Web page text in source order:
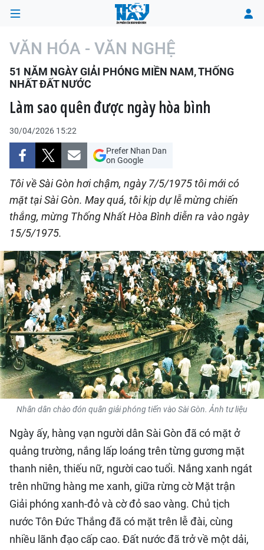
TRANG CHỦ
THỜI SỰ
CHÍNH TRỊ
XÃ HỘI
KINH TẾ
ĐÔ THỊ
VĂN HÓA - VĂN NGHỆ
QUỐC TẾ
THỂ THAO
DU LỊCH
HỒ SƠ - TƯ LIỆU
NHÂN DÂN ĐIỆN TỬ
NHÂN DÂN HẰNG THÁNG
NHÂN DÂN CUỐI TUẦN
VĂN HÓA - VĂN NGHỆ
51 NĂM NGÀY GIẢI PHÓNG MIỀN NAM, THỐNG
NHẤT ĐẤT NƯỚC
Làm sao quên được ngày hòa bình
30/04/2026 15:22
Prefer Nhan Dan
on Google
Tôi về Sài Gòn hơi chậm, ngày 7/5/1975 tôi mới có
mặt tại Sài Gòn. May quá, tôi kịp dự lễ mừng chiến
thắng, mừng Thống Nhất Hòa Bình diễn ra vào ngày
15/5/1975.
Nhân dân chào đón quân giải phóng tiến vào Sài Gòn. Ảnh tư liệu
Ngày ấy, hàng vạn người dân Sài Gòn đã có mặt ở
quảng trường, nắng lấp loáng trên từng gương mặt
thanh niên, thiếu nữ, người cao tuổi. Nắng xanh ngát
trên những hàng me xanh, giữa rừng cờ Mặt trận
Giải phóng xanh-đỏ và cờ đỏ sao vàng. Chủ tịch
nước Tôn Đức Thắng đã có mặt trên lễ đài, cùng
nhiều lãnh đạo cấp cao. Đất nước đã trở về một dải,